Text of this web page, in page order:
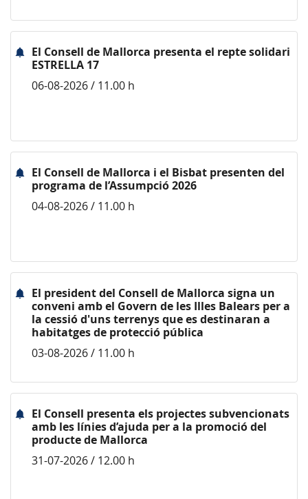
El Consell de Mallorca presenta el repte solidari
ESTRELLA 17
06-08-2026 / 11.00 h
El Consell de Mallorca i el Bisbat presenten del
programa de l’Assumpció 2026
04-08-2026 / 11.00 h
El president del Consell de Mallorca signa un
conveni amb el Govern de les Illes Balears per a
la cessió d'uns terrenys que es destinaran a
habitatges de protecció pública
03-08-2026 / 11.00 h
El Consell presenta els projectes subvencionats
amb les línies d’ajuda per a la promoció del
producte de Mallorca
31-07-2026 / 12.00 h